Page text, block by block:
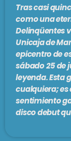
Tras casi
como una
Delinqüentes
Unicaja de
epicentro de
sábado 25 de
leyenda. Esta
cualquiera; es
sentimiento
disco debut